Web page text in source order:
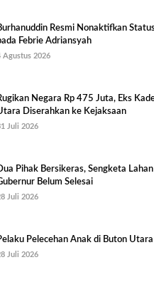
Resmi Nonaktifkan
Febrie Adriansyah
Agustus 2026
Negara Rp 475 Juta, Eks
Diserahkan ke Kejaksaan
Juli 2026
Pihak Bersikeras, Sengketa
Belum Selesai
Juli 2026
Pelecehan Anak di Buton
Juli 2026